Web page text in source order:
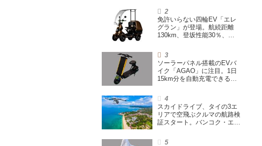
免許いらない四輪EV「エレ
グラン」が登場。航続距離
130km、登坂性能30％、
備えた特定小型原付
ソーラーパネル搭載のEVバ
イク「AGAO」に注目。1日
15km分を自動充電できる
スカイドライブ、タイの3エ
リアで空飛ぶクルマの航路検
証スタート。バンコク・エア
指す